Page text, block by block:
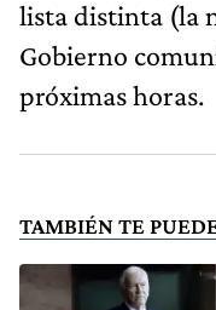
lista distinta (la
Gobierno
próximas horas.
TAMBIÉN TE